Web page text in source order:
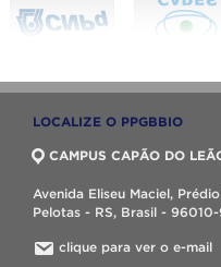
LOCALIZE O PPGBBIO
CAMPUS CAPÃO DO
Avenida Eliseu Maciel, Prédio
Pelotas - RS, Brasil -
clique para ver o e-mail